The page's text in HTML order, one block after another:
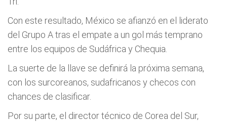
Con este resultado, México se afianzó en el liderato
del Grupo A tras el empate a un gol más temprano
entre los equipos de Sudáfrica y Chequia.
La suerte de la llave se definirá la próxima semana,
con los surcoreanos, sudafricanos y checos con
chances de clasificar.
Por su parte, el director técnico de Corea del Sur,